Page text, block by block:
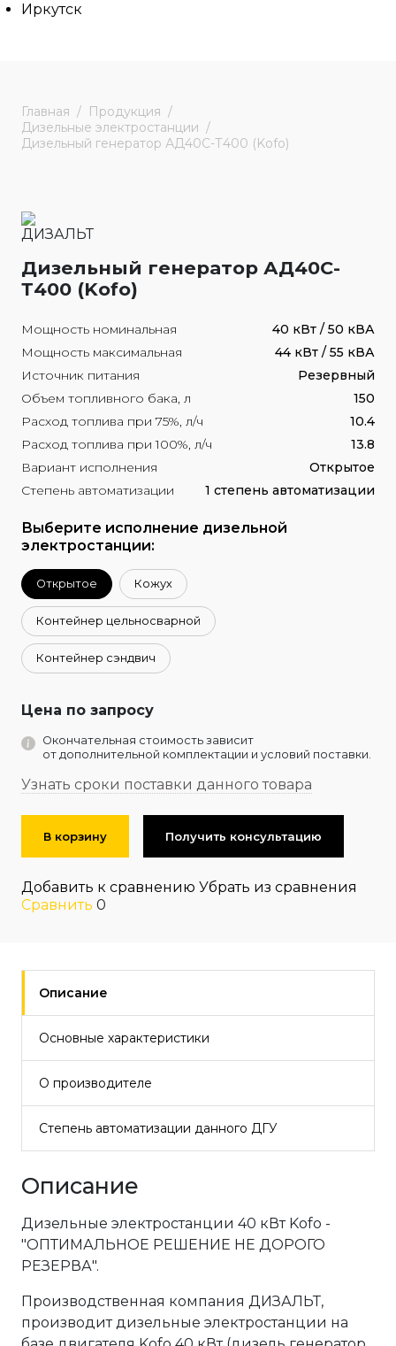
Иркутск
Главная
Продукция
Дизельные электростанции
Дизельный генератор АД40С-Т400 (Kofo)
Дизельный генератор АД40С-
Т400 (Kofo)
Мощность номинальная
40 кВт / 50 кВА
Мощность максимальная
44 кВт / 55 кВА
Источник питания
Резервный
Объем топливного бака, л
150
Расход топлива при 75%, л/ч
10.4
Расход топлива при 100%, л/ч
13.8
Вариант исполнения
Открытое
Степень автоматизации
1 степень автоматизации
Выберите исполнение дизельной
электростанции:
Открытое Кожух
Контейнер цельносварной
Контейнер сэндвич
Цена по запросу
Окончательная стоимость зависит
от дополнительной комплектации и условий поставки.
Узнать сроки поставки данного товара
В корзину Получить консультацию
Добавить к сравнению Убрать из сравнения
Сравнить 0
Описание
Основные характеристики
О производителе
Степень автоматизации данного ДГУ
Описание
Дизельные электростанции 40 кВт Kofo -
"ОПТИМАЛЬНОЕ РЕШЕНИЕ НЕ ДОРОГО
РЕЗЕРВА".
Производственная компания ДИЗАЛЬТ,
производит дизельные электростанции на